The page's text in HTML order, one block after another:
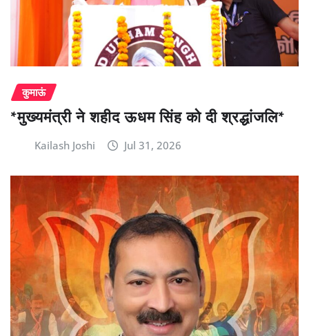
कुमाऊं
*मुख्यमंत्री ने शहीद ऊधम सिंह को दी श्रद्धांजलि*
Kailash Joshi Jul 31, 2026